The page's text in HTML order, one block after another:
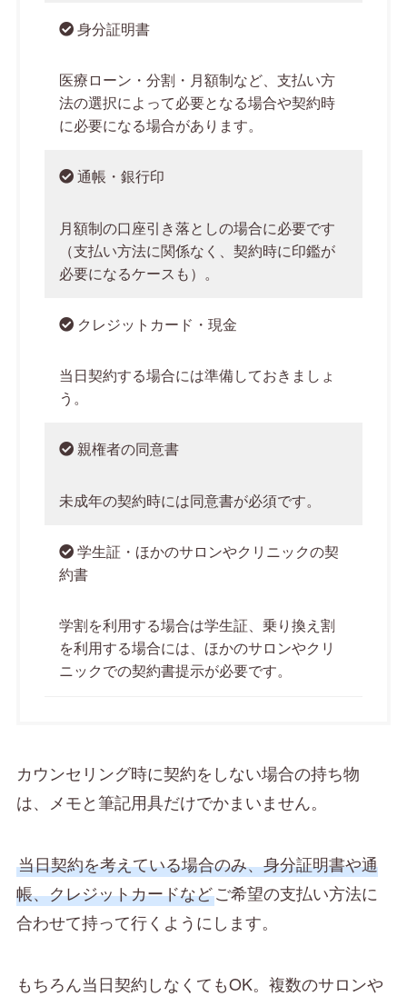
身分証明書
医療ローン・分割・月額制など、支払い方
法の選択によって必要となる場合や契約時
に必要になる場合があります。
通帳・銀行印
月額制の口座引き落としの場合に必要です
（支払い方法に関係なく、契約時に印鑑が
必要になるケースも）。
クレジットカード・現金
当日契約する場合には準備しておきましょ
う。
親権者の同意書
未成年の契約時には同意書が必須です。
学生証・ほかのサロンやクリニックの契
約書
学割を利用する場合は学生証、乗り換え割
を利用する場合には、ほかのサロンやクリ
ニックでの契約書提示が必要です。
カウンセリング時に契約をしない場合の持ち物
は、メモと筆記用具だけでかまいません。
当日契約を考えている場合のみ、身分証明書や通
帳、クレジットカードなどご希望の支払い方法に
合わせて持って行くようにします。
もちろん当日契約しなくてもOK。複数のサロンや